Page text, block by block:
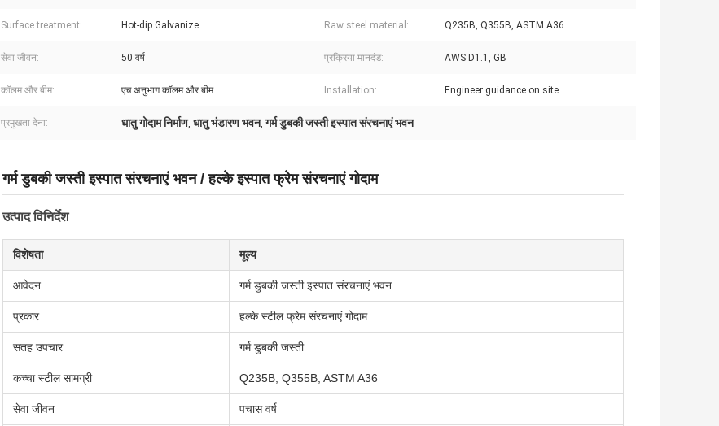
Surface treatment: Hot-dip Galvanize Raw steel material: Q235B, Q355B, ASTM A36
सेवा जीवन: 50 वर्ष प्रक्रिया मानदंड: AWS D1.1, GB
कॉलम और बीम: एच अनुभाग कॉलम और बीम Installation: Engineer guidance on site
प्रमुखता देना: धातु गोदाम निर्माण, धातु भंडारण भवन,गर्म डुबकी जस्ती इस्पात संरचनाएं भवन
गर्म डुबकी जस्ती इस्पात संरचनाएं भवन / हल्के इस्पात फ्रेम संरचनाएं गोदाम
उत्पाद विनिर्देश
विशेषता मूल्य
आवेदन गर्म डुबकी जस्ती इस्पात संरचनाएं भवन
प्रकार हल्के स्टील फ्रेम संरचनाएं गोदाम
सतह उपचार गर्म डुबकी जस्ती
कच्चा स्टील सामग्री Q235B, Q355B, ASTM A36
सेवा जीवन पचास वर्ष